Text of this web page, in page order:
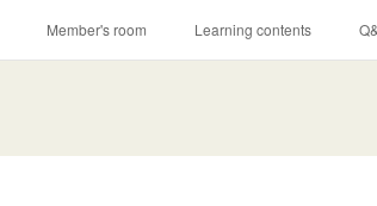
Member's room Learning contents